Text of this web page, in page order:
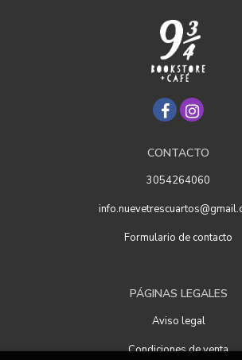
CONTACTO
3054264060
Formulario de contacto
PÁGINAS LEGALES
Aviso legal
Condiciones de venta